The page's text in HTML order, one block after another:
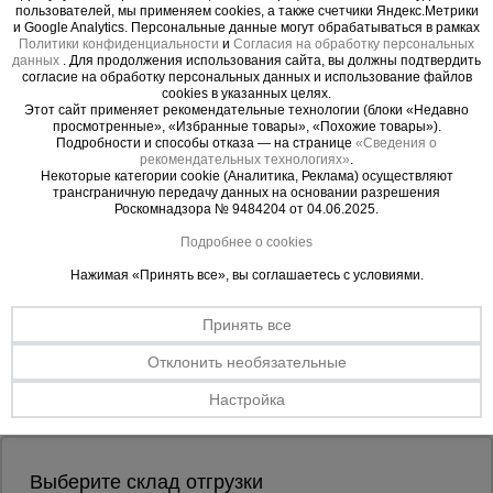
Уточнить цену
Компания Промышленник предлагает купить фанера
ламинированная 12 мм по низкой цене в Казахстане.
Большой ассортимент продукции в разделе фанера
ламинированная 12 мм: 1 товар. Подробные характеристики,
отзывы, документация.
осуществляется со склада в Казахстане по Казахстане.
Алматы, Астана, Шымкент, Караганда, Актюбинск, Тараз,
Павлодар, Усть-Каменогорск, Семей, Уральск, Костанай,
Кызылорда, Петропавловск, Атырау, Актау, Темиртау,
Туркестан, Кокшетау, Талдыкорган, Экибастуз, Рудный,
Жанаозен, Жезказган, Байконур, Балхаш, Кентау, Каскелен,
Выберите склад отгрузки
Опалубка
Вибротехника
для
строительства
для работы с
арматурой
Оборудование
для бетонных
работ
Техника
пользователей, мы применяем cookies, а также счетчики Яндекс.Метрики
и Google Analytics. Персональные данные могут обрабатываться в рамках
Политики конфиденциальности и Согласия на обработку персональных
данных
. Для продолжения использования сайта, вы должны подтвердить
согласие на обработку персональных данных и использование файлов
cookies в указанных целях.
Этот сайт применяет рекомендательные технологии (блоки «Недавно
просмотренные», «Избранные товары», «Похожие товары»).
Подробности и способы отказа — на странице «Сведения о
рекомендательных технологиях»
Некоторые категории cookie (Аналитика, Реклама) осуществляют
трансграничную передачу данных на основании разрешения
Роскомнадзора № 9484204 от 04.06.2025.
Подробнее о cookies
Нажимая «Принять все», вы соглашаетесь с условиями.
Принять все
Отклонить необязательные
Настройка